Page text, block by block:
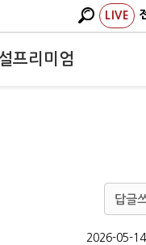
LIVE
프리미엄
답글
2026-05-